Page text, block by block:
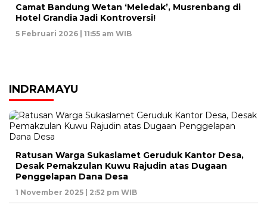
Camat Bandung Wetan ‘Meledak’, Musrenbang di
Hotel Grandia Jadi Kontroversi!
5 Februari 2026 | 11:55 am WIB
INDRAMAYU
Ratusan Warga Sukaslamet Geruduk Kantor Desa,
Desak Pemakzulan Kuwu Rajudin atas Dugaan
Penggelapan Dana Desa
1 November 2025 | 2:52 pm WIB